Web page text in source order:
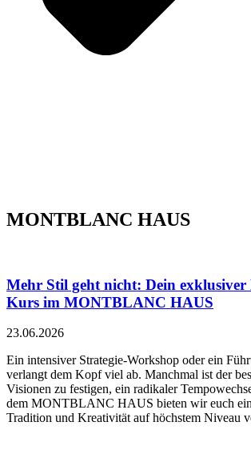
MONTBLANC HAUS
Mehr Stil geht nicht: Dein
Kurs im MONTBLANC HAUS
23.06.2026
Ein intensiver Strategie-Workshop oder ein
verlangt dem Kopf viel ab. Manchmal ist der
Visionen zu festigen, ein radikaler
dem MONTBLANC HAUS bieten wir euch
Tradition und Kreativität auf höchstem Niveau